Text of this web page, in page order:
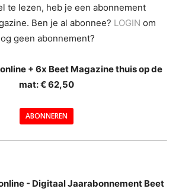
te lezen, heb je een abonnement
Ben je al abonnee? LOGIN om
geen abonnement?
+ 6x Beet Magazine thuis op de
mat: € 62,50
ABONNEREN
- Digitaal Jaarabonnement Beet